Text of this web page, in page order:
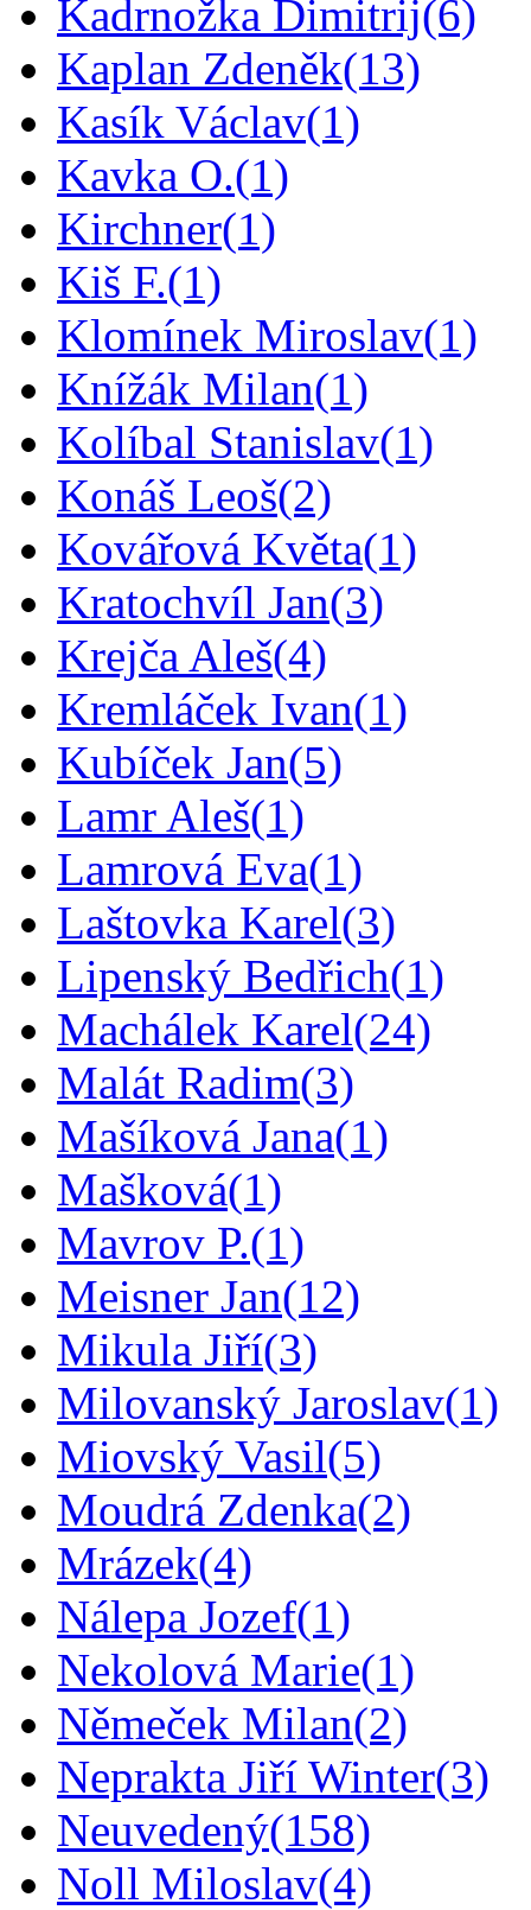
Kadrnožka Dimitrij(6)
Kaplan Zdeněk(13)
Kasík Václav(1)
Kavka O.(1)
Kirchner(1)
Kiš F.(1)
Klomínek Miroslav(1)
Knížák Milan(1)
Kolíbal Stanislav(1)
Konáš Leoš(2)
Kovářová Květa(1)
Kratochvíl Jan(3)
Krejča Aleš(4)
Kremláček Ivan(1)
Kubíček Jan(5)
Lamr Aleš(1)
Lamrová Eva(1)
Laštovka Karel(3)
Lipenský Bedřich(1)
Machálek Karel(24)
Malát Radim(3)
Mašíková Jana(1)
Mašková(1)
Mavrov P.(1)
Meisner Jan(12)
Mikula Jiří(3)
Milovanský Jaroslav(1)
Miovský Vasil(5)
Moudrá Zdenka(2)
Mrázek(4)
Nálepa Jozef(1)
Nekolová Marie(1)
Němeček Milan(2)
Neprakta Jiří Winter(3)
Neuvedený(158)
Noll Miloslav(4)